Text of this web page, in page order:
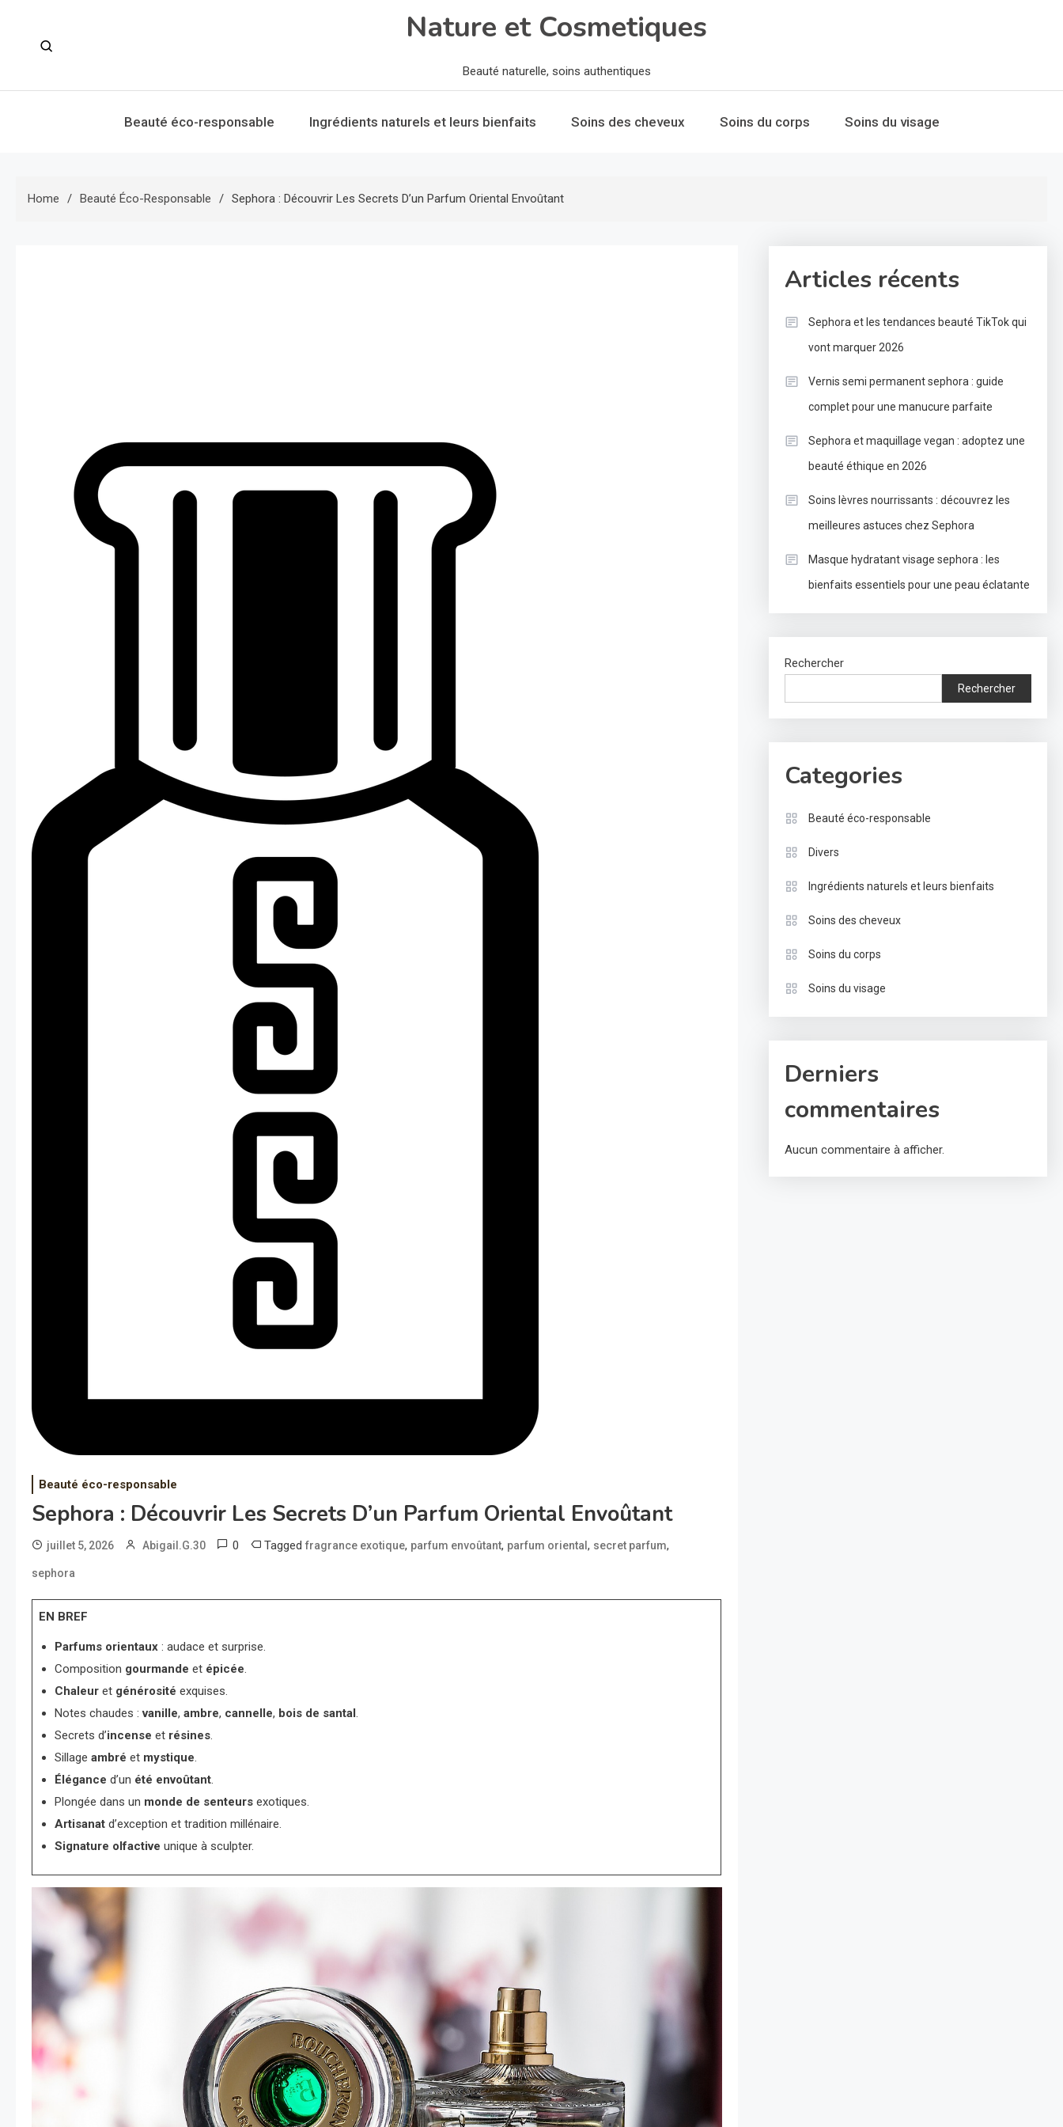
Nature et Cosmetiques
Beauté naturelle, soins authentiques
Beauté éco-responsable Ingrédients naturels et leurs bienfaits Soins des cheveux Soins du corps Soins du visage
Home Beauté Éco-Responsable Sephora : Découvrir Les Secrets D’un Parfum Oriental Envoûtant
Beauté éco-responsable
Sephora : Découvrir Les Secrets D’un Parfum Oriental Envoûtant
juillet 5, 2026 Abigail.G.30 0 Tagged fragrance exotique, parfum envoûtant, parfum oriental , secret parfum,
sephora
EN BREF
Parfums orientaux: audace et surprise.
Composition gourmande et épicée.
Chaleuret générosité exquises.
Notes chaudes :vanille, ambre, cannelle, bois de santal.
Secrets d’incense et résines.
Sillage ambré et mystique.
Élégance d’un été envoûtant.
Plongée dans un monde de senteursexotiques.
Artisanatd’exception et tradition millénaire.
Signature olfactive unique à sculpter.
Articles récents
Sephora et les tendances beauté TikTok qui
vont marquer 2026
Vernis semi permanent sephora : guide
complet pour une manucure parfaite
Sephora et maquillage vegan : adoptez une
beauté éthique en 2026
Soins lèvres nourrissants : découvrez les
meilleures astuces chez Sephora
Masque hydratant visage sephora : les
bienfaits essentiels pour une peau éclatante
Rechercher
Rechercher
Categories
Beauté éco-responsable
Divers
Ingrédients naturels et leurs bienfaits
Soins des cheveux
Soins du corps
Soins du visage
Derniers
commentaires
Aucun commentaire à afficher.